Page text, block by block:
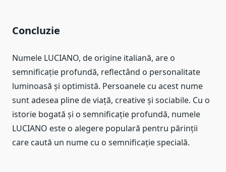
Concluzie
Numele LUCIANO, de origine italiană, are o
semnificație profundă, reflectând o personalitate
luminoasă și optimistă. Persoanele cu acest nume
sunt adesea pline de viață, creative și sociabile. Cu o
istorie bogată și o semnificație profundă, numele
LUCIANO este o alegere populară pentru părinții
care caută un nume cu o semnificație specială.